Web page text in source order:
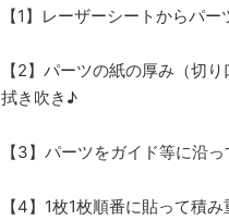
【1】レーザーシートからパ
【2】パーツの紙の厚み（切
拭き吹き♪
【3】パーツをガイド等に沿
【4】1枚1枚順番に貼って積